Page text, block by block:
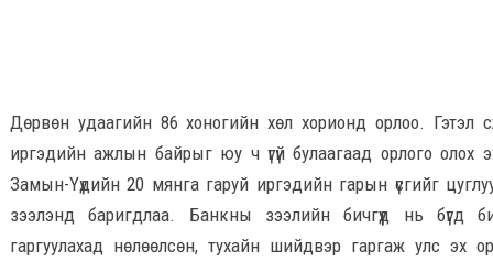
Дөрвөн удаагийн 86 хоногийн хөл хорионд орлоо. Гэтэл
иргэдийн ажлын байрыг юу ч үгүй булаагаад орлого олох эх
Замын-Үүдийн 20 мянга гаруй иргэдийн гарын үсгийг
зээлэнд баригдлаа. Банкны зээлийн бичгүүд нь бүгд
гаргуулахад нөлөөлсөн, тухайн шийдвэр гаргаж улс эх